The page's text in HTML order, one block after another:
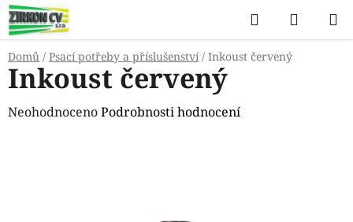
Přejít
na
obsah
Hledat
KOŠÍK
Domů / Psací potřeby a příslušenství / Inkoust červený
Inkoust červený
Průměrné
NeohodnocenoPodrobnosti hodnocení